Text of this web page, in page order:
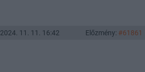
2024. 11. 11. 16:42 Előzmény: #61861